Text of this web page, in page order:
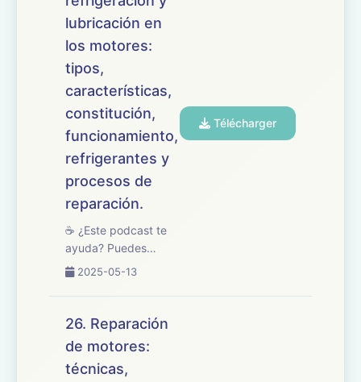
oposiciones de
Mantenimiento de
Vehículos, dedicado
a los sistemas d...
lubricación en
los motores:
tipos,
características,
constitución,
funcionamiento,
refrigerantes y
procesos de
reparación.
☕ ¿Este podcast te
ayuda? Puedes
apoyarlo en
🎧 En este episodio
repasamos el tema
27 del temario de
oposiciones de
Mantenimiento de
2025-05-13
Télécharger
26. Reparación
de motores:
técnicas,